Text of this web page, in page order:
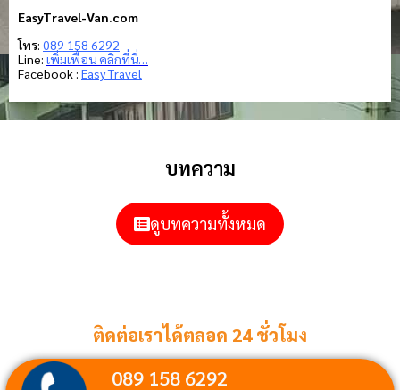
EasyTravel-Van.com
โทร: 089 158 6292
Line: เพิ่มเพื่อน คลิกที่นี่…
Facebook : Easy Travel
บทความ
ดูบทความทั้งหมด
ติดต่อเราได้ตลอด 24 ชั่วโมง
089 158 6292